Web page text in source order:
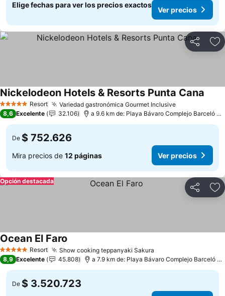
Elige fechas para ver los precios exactos
Ver precios
Compartir
5 Estrellas Resort Variedad gastronómica Gourmet Inclusive
Nickelodeon Hotels & Resorts Punta Cana
8,6 Excelente 32.106 a 9.6 km de: Playa Bávaro Complejo Barceló Bávaro
De $ 752.626
Mira precios de 12 páginas Ver precios
Compartir
Opción destacada
5 Estrellas Resort Show cooking teppanyaki Sakura
Ocean El Faro
8,9 Excelente 45.808 a 7.9 km de: Playa Bávaro Complejo Barceló Bávaro
De $ 3.520.723